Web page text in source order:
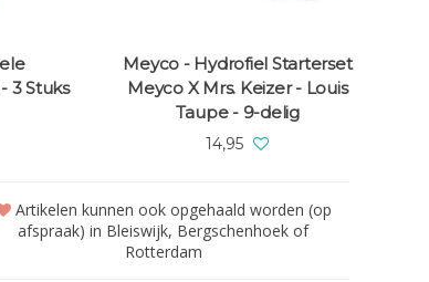
3 Stuks
Meyco - Hydrofiel Starterset
Meyco X Mrs. Keizer - Louis
Taupe - 9-delig
14,95
Artikelen kunnen ook opgehaald worden (op
afspraak) in Bleiswijk, Bergschenhoek of
Rotterdam